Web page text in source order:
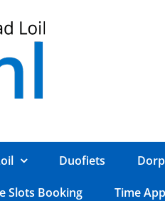
Duofiets
Slots Booking Time